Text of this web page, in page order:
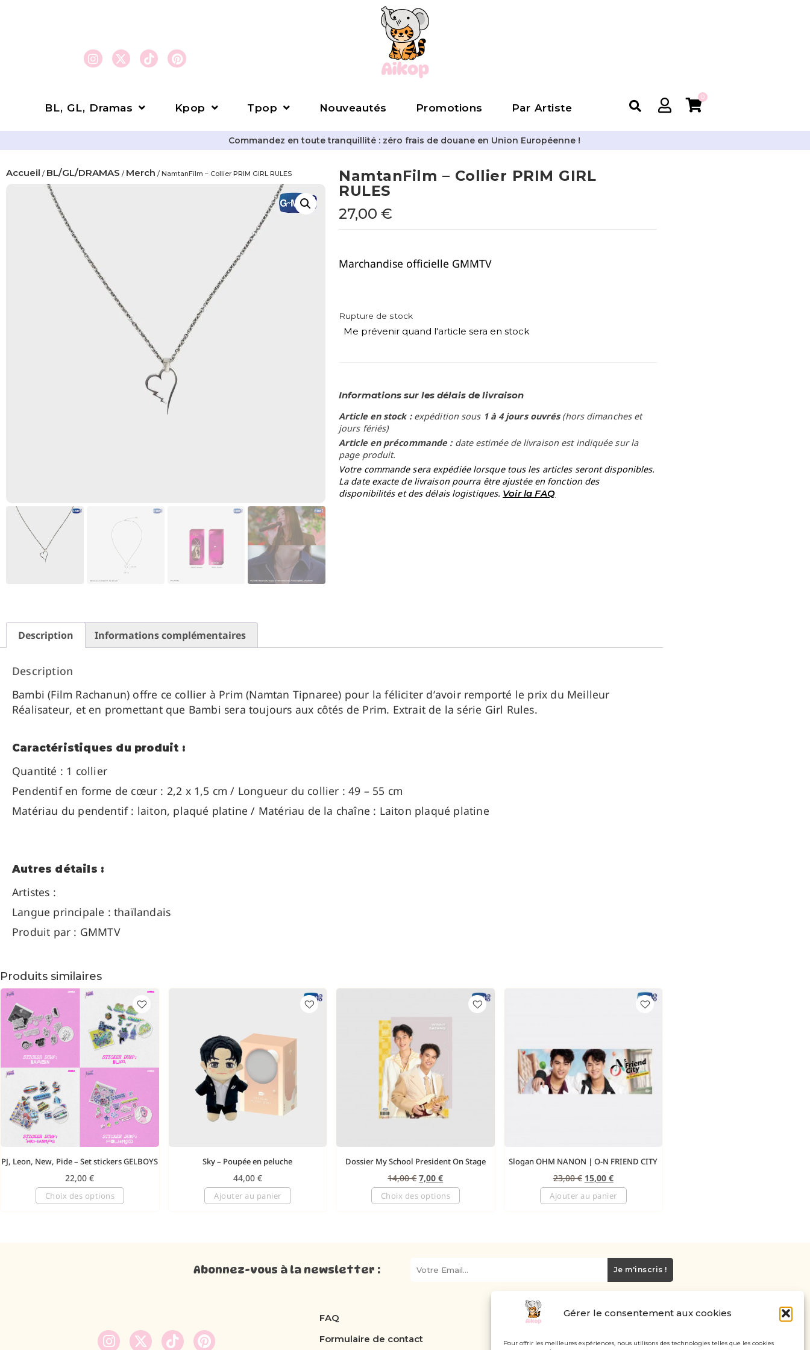
Gérer le consentement aux cookies
Pour offrir les meilleures expériences, nous utilisons des technologies telles que les cookies
BL, GL, Dramas Kpop Tpop Nouveautés Promotions Par Artiste
0
Commandez en toute tranquillité : zéro frais de douane en Union Européenne !
Accueil / BL/GL/DRAMAS / Merch / NamtanFilm – Collier PRIM GIRL RULES
NamtanFilm – Collier PRIM GIRL
RULES
27,00 €
Marchandise officielle GMMTV
Rupture de stock
Me prévenir quand l'article sera en stock
Informations sur les délais de livraison
Article en stock : expédition sous 1 à 4 jours ouvrés(hors dimanches et
jours fériés)
Article en précommande : date estimée de livraison est indiquée sur la
page produit.
Votre commande sera expédiée lorsque tous les articles seront disponibles.
La date exacte de livraison pourra être ajustée en fonction des
disponibilités et des délais logistiques. Voir la FAQ
Description Informations complémentaires
Description
Bambi (Film Rachanun) offre ce collier à Prim (Namtan Tipnaree) pour la féliciter d’avoir remporté le prix du Meilleur
Réalisateur, et en promettant que Bambi sera toujours aux côtés de Prim. Extrait de la série Girl Rules.
Caractéristiques du produit :
Quantité : 1 collier
Pendentif en forme de cœur : 2,2 x 1,5 cm / Longueur du collier : 49 – 55 cm
Matériau du pendentif : laiton, plaqué platine / Matériau de la chaîne : Laiton plaqué platine
Autres détails :
Artistes :
Langue principale : thaïlandais
Produit par : GMMTV
Produits similaires
PJ, Leon, New, Pide – Set stickers GELBOYS
22,00€
Choix des options
Sky – Poupée en peluche
44,00 €
Ajouter au panier
Dossier My School President On Stage
14,00€ 7,00€
Choix des options
Slogan OHM NANON | O-N FRIEND CITY
23,00€ 15,00 €
Ajouter au panier
Abonnez-vous à la newsletter : Je m'inscris !
FAQ
Formulaire de contact
Carte cadeau
Politique de confidentialité